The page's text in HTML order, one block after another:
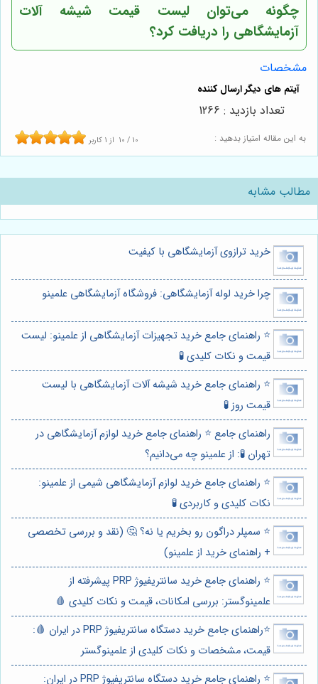
چگونه می‌توان لیست قیمت شیشه آلات
آزمایشگاهی را دریافت کرد؟
مشخصات
به این مقاله امتیاز بدهید : 10 / 10 از 1 کاربر
تعداد بازدید : 1266
مطالب مشابه
خرید ترازوی آزمایشگاهی با کیفیت
چرا خرید لوله آزمایشگاهی: فروشگاه آزمایشگاهی علمینو
⭐️ راهنمای جامع خرید تجهیزات آزمایشگاهی از علمینو: لیست
قیمت و نکات کلیدی 🧪
⭐️ راهنمای جامع خرید شیشه آلات آزمایشگاهی با لیست
قیمت روز 🧪
راهنمای جامع ⭐️ راهنمای جامع خرید لوازم آزمایشگاهی در
تهران 🧪: از علمینو چه می‌دانیم؟
⭐️ راهنمای جامع خرید لوازم آزمایشگاهی شیمی از علمینو:
نکات کلیدی و کاربردی 🧪
⭐️ سمپلر دراگون رو بخریم یا نه؟ 🤔 (نقد و بررسی تخصصی
+ راهنمای خرید از علمینو)
⭐️ راهنمای جامع خرید سانتریفیوژ PRP پیشرفته از
علمینوگستر: بررسی امکانات، قیمت و نکات کلیدی 🩸
⭐️راهنمای جامع خرید دستگاه سانتریفیوژ PRP در ایران 🩸:
قیمت، مشخصات و نکات کلیدی از علمینوگستر
⭐️ راهنمای جامع خرید دستگاه سانتریفیوژ PRP در ایران: